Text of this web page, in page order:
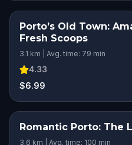
Porto’s Old Town:
Fresh Scoops
3.1 km | Avg. time: 79 min
4.33
$6.99
Romantic Porto: The
3.6 km | Avg. time: 100 min